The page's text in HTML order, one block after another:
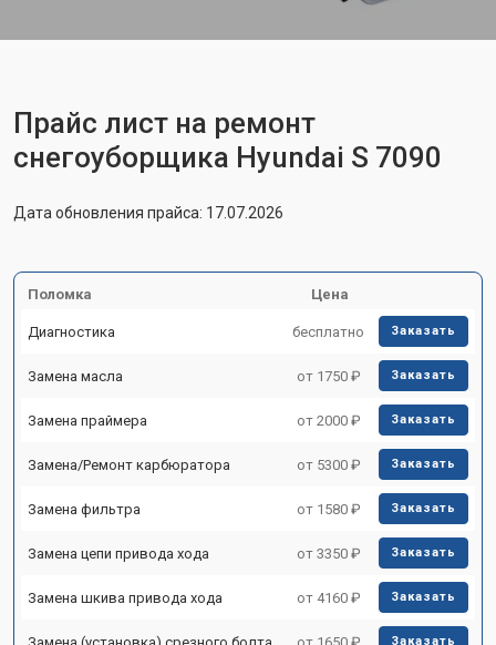
Прайс лист на ремонт
снегоуборщика Hyundai S 7090
Дата обновления прайса: 17.07.2026
Поломка Цена
Диагностика бесплатно Заказать
Замена масла от 1750 ₽ Заказать
Замена праймера от 2000 ₽ Заказать
Замена/Pемонт карбюратора от 5300 ₽ Заказать
Замена фильтра от 1580 ₽ Заказать
Замена цепи привода хода от 3350 ₽ Заказать
Замена шкива привода хода от 4160 ₽ Заказать
Замена (установка) срезного болта от 1650 ₽ Заказать